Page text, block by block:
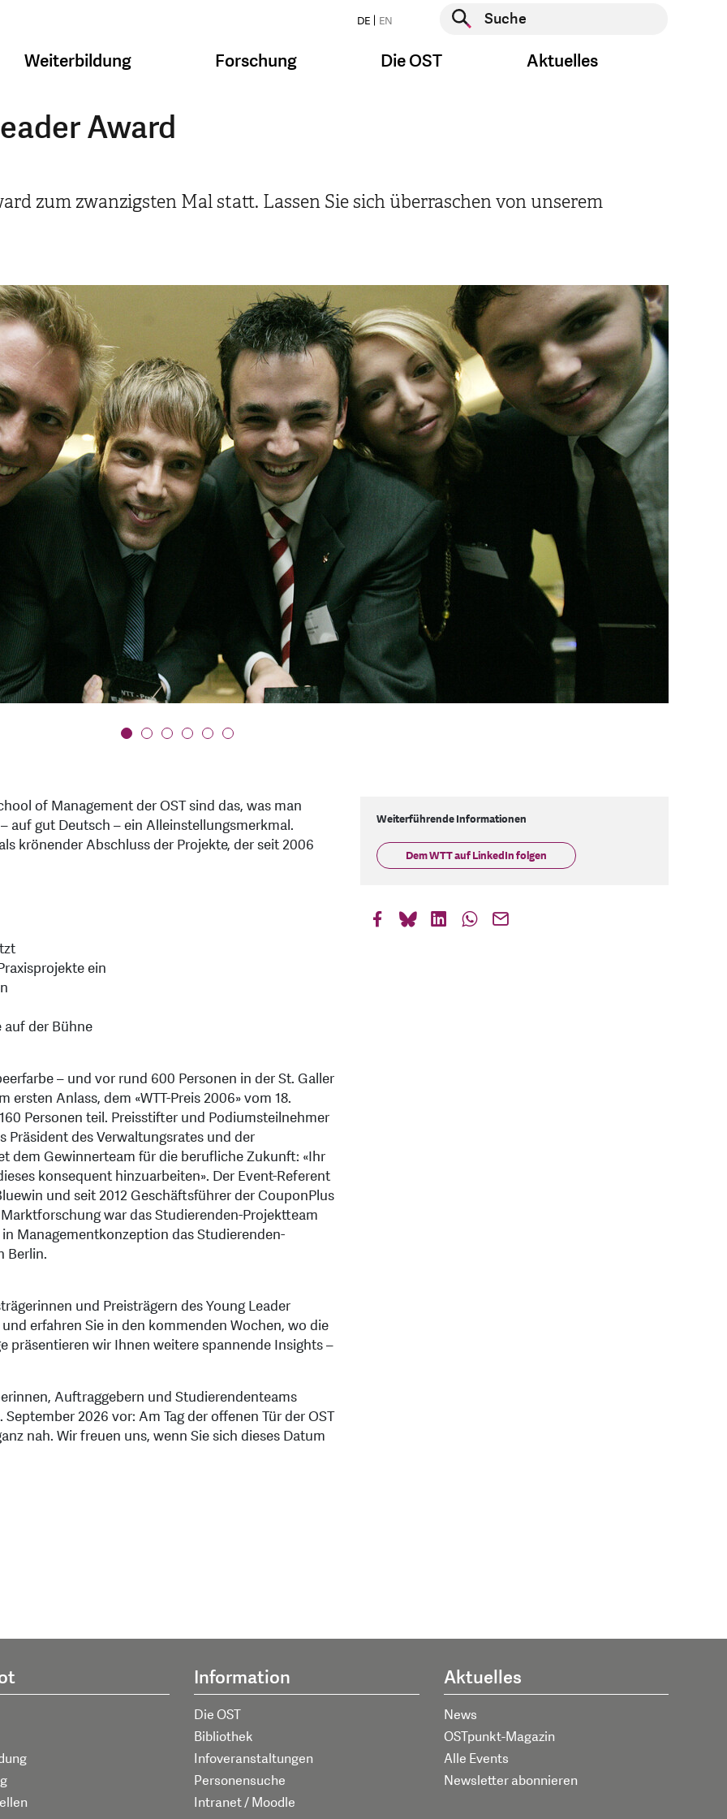
DE EN
Suche starten
Weiterbildung Forschung Die OST Aktuelles
Award
zum zwanzigsten Mal statt. Lassen Sie sich überraschen von unserem
of Management der OST sind das, was man
auf gut Deutsch – ein Alleinstellungsmerkmal.
krönender Abschluss der Projekte, der seit 2006
ein
der Bühne
– und vor rund 600 Personen in der St. Galler
Anlass, dem «WTT-Preis 2006» vom 18.
Personen teil. Preisstifter und Podiumsteilnehmer
Präsident des Verwaltungsrates und der
dem Gewinnerteam für die berufliche Zukunft: «Ihr
konsequent hinzuarbeiten». Der Event-Referent
und seit 2012 Geschäftsführer der CouponPlus
war das Studierenden-Projektteam
Managementkonzeption das Studierenden-
Berlin.
und Preisträgern des Young Leader
und erfahren Sie in den kommenden Wochen, wo die
präsentieren wir Ihnen weitere spannende Insights –
Auftraggebern und Studierendenteams
2026 vor: Am Tag der offenen Tür der OST
nah. Wir freuen uns, wenn Sie sich dieses Datum
Weiterführende Informationen
Dem WTT auf LinkedIn folgen
Information
Die OST
Bibliothek
Infoveranstaltungen
Personensuche
Intranet / Moodle
Aktuelles
News
OSTpunkt-Magazin
Alle Events
Newsletter abonnieren